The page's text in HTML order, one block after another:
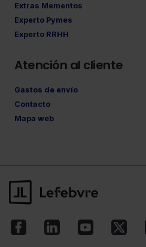
Extras Mementos
Experto Pymes
Experto RRHH
Atención al cliente
Gastos de envío
Contacto
Mapa web